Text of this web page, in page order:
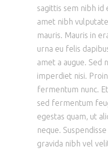
sagittis sem nibh id
amet nibh
mauris. Mauris in
urna eu felis
amet a augue. Sed
imperdiet nisi.
fermentum nunc.
sed fermentum
egestas quam, ut
neque.
gravida nibh vel